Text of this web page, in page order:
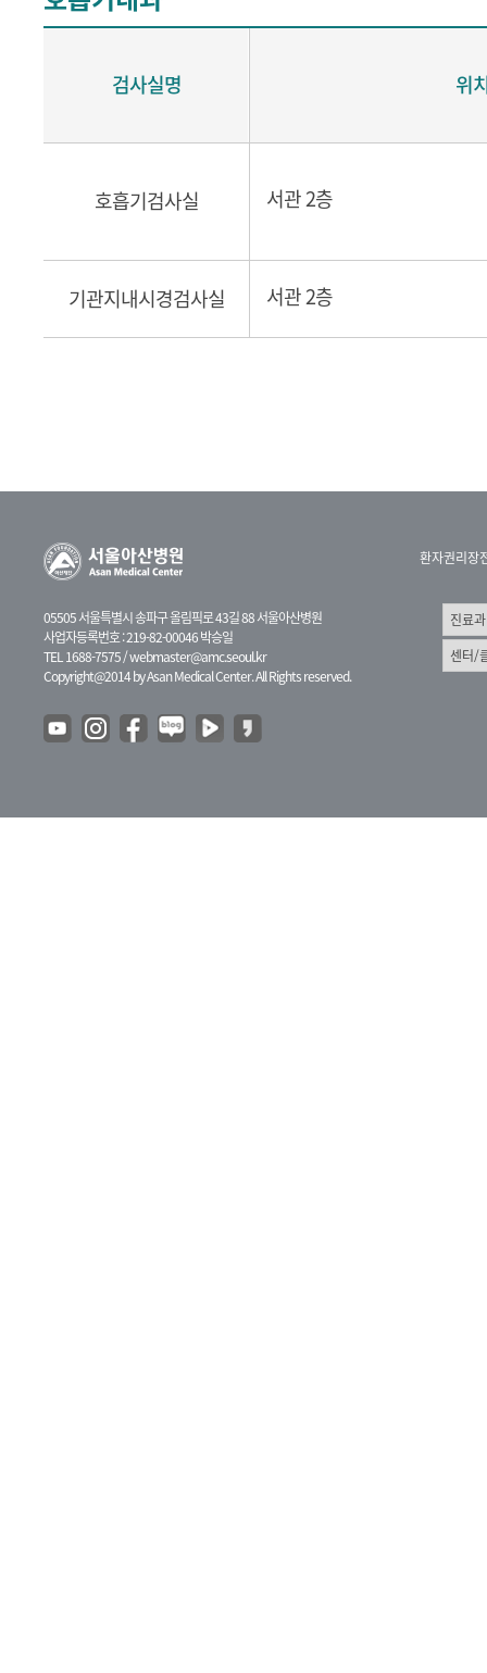
검사실명 위
호흡기검사실 서관 2층
기관지내시경검사실 서관 2층
05505 서울특별시 송파구 올림픽로 43길 88 서울아산병원
사업자등록번호 : 219-82-00046 박승일
TEL 1688-7575 /webmaster@amc.seoul.kr
Copyright@2014 by Asan Medical Center. All Rights reserved.
환자권리장